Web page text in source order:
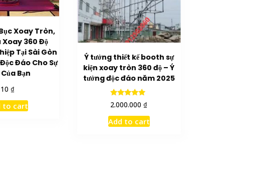
Xoay Tròn,
Xoay 360 Độ
Tại Sài Gòn
Đáo Cho Sự
Bạn
10 ₫
to cart
Ý tưởng thiết kế booth sự
kiện xoay tròn 360 độ – Ý
tưởng độc đáo năm 2025
Rated
5.00
out of 5
2.000.000 ₫
Add to cart